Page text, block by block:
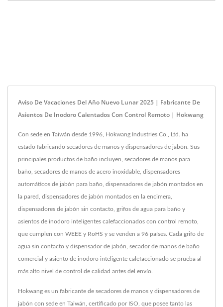
Aviso De Vacaciones Del Año Nuevo Lunar 2025 | Fabricante De
Asientos De Inodoro Calentados Con Control Remoto | Hokwang
Con sede en Taiwán desde 1996, Hokwang Industries Co., Ltd. ha
estado fabricando secadores de manos y dispensadores de jabón. Sus
principales productos de baño incluyen, secadores de manos para
baño, secadores de manos de acero inoxidable, dispensadores
automáticos de jabón para baño, dispensadores de jabón montados en
la pared, dispensadores de jabón montados en la encimera,
dispensadores de jabón sin contacto, grifos de agua para baño y
asientos de inodoro inteligentes calefaccionados con control remoto,
que cumplen con WEEE y RoHS y se venden a 96 países. Cada grifo de
agua sin contacto y dispensador de jabón, secador de manos de baño
comercial y asiento de inodoro inteligente calefaccionado se prueba al
más alto nivel de control de calidad antes del envío.
Hokwang es un fabricante de secadores de manos y dispensadores de
jabón con sede en Taiwán, certificado por ISO, que posee tanto las